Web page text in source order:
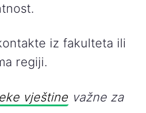
iz fakulteta ili
regiji.
vještine važne za